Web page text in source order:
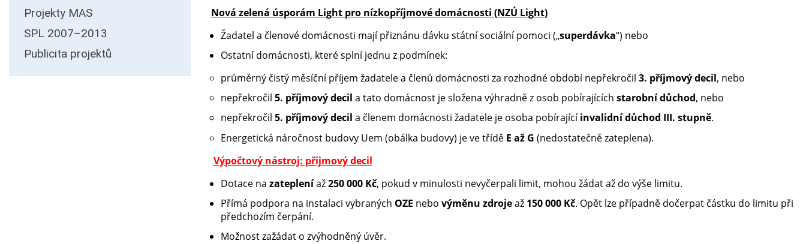
Projekty MAS
SPL 2007–2013
Publicita projektů
Nová zelená úsporám Light pro nízkopříjmové domácnosti (NZÚ Light)
Žadatel a členové domácnosti mají přiznánu dávku státní sociální pomoci („superdávka“) nebo
Ostatní domácnosti, které splní jednu z podmínek:
průměrný čistý měsíční příjem žadatele a členů domácnosti za rozhodné období nepřekročil 3. příjmový decil, nebo
nepřekročil 5. příjmový decil a tato domácnost je složena výhradně z osob pobírajících starobní důchod, nebo
nepřekročil 5. příjmový decil a členem domácnosti žadatele je osoba pobírajícíinvalidní důchod III. stupně.
Energetická náročnost budovy Uem (obálka budovy) je ve třídě E až G (nedostatečně zateplena).
Výpočtový nástroj: přijmový decil
Dotace na zatepleníaž250 000 Kč, pokud v minulosti nevyčerpali limit, mohou žádat až do výše limitu.
Přímá podpora na instalaci vybraných OZE nebo výměnu zdrojeaž 150 000 Kč. Opět lze případně dočerpat částku do limitu při
předchozím čerpání.
Možnost zažádat o zvýhodněný úvěr.